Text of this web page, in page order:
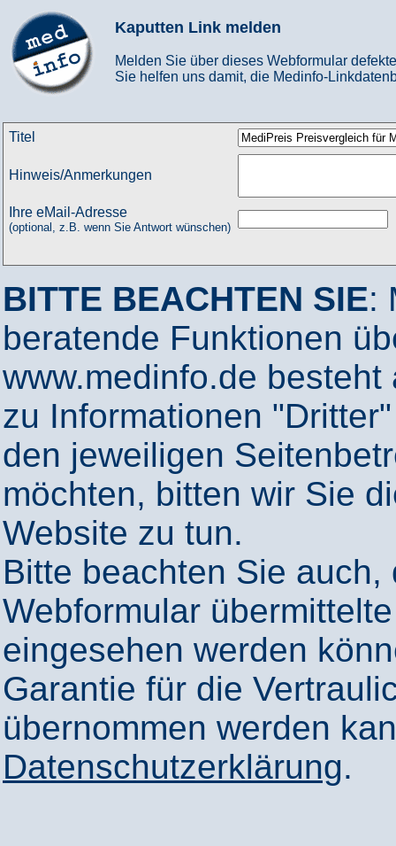
Kaputten Link melden
Melden Sie über dieses Webformular
Sie helfen uns damit, die Medinfo-
Titel
Hinweis/Anmerkungen
Ihre eMail-Adresse
(optional, z.B. wenn Sie Antwort wünschen)
BITTE BEACHTEN SIE:
beratende Funktionen
www.medinfo.de
zu Informationen
den jeweiligen
möchten, bitten wir Sie
Website zu tun.
Bitte beachten Sie
Webformular
eingesehen werden
Garantie für die
übernommen werden
Datenschutzerklärung.